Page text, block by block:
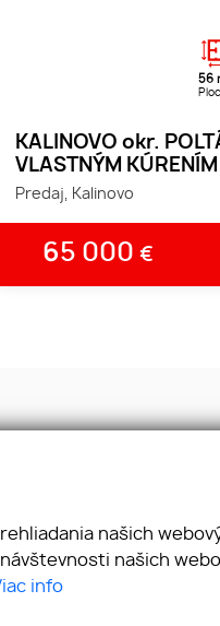
56
KALINOVO okr.
VLASTNÝM KÚRENÍM
Predaj, Kalinovo
65 000 €
našich
našich
info